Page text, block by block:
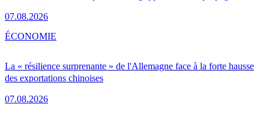
07.08.2026
La « résilience surprenante » de l'Allemagne face à la forte hausse
des exportations chinoises
07.08.2026
ÉCONOMIE